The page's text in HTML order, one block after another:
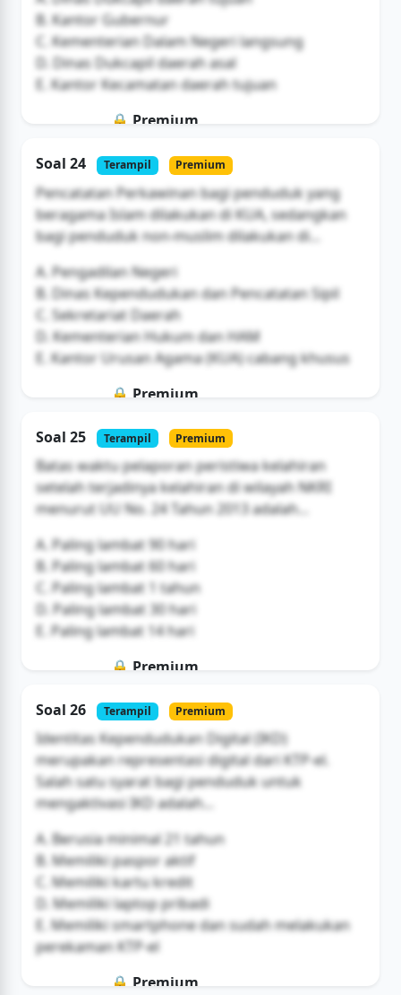
B. Kantor Gubernur
C. Kementerian Dalam Negeri langsung
D. Dinas Dukcapil daerah asal
E. Kantor Kecamatan daerah tujuan
🔒 Premium
Buka Akses
Soal 24 Terampil Premium
Pencatatan Perkawinan bagi penduduk yang
beragama Islam dilakukan di KUA, sedangkan
bagi penduduk non-muslim dilakukan di...
A. Pengadilan Negeri
B. Dinas Kependudukan dan Pencatatan Sipil
C. Sekretariat Daerah
D. Kementerian Hukum dan HAM
E. Kantor Urusan Agama (KUA) cabang khusus
🔒 Premium
Buka Akses
Soal 25 Terampil Premium
Batas waktu pelaporan peristiwa kelahiran
setelah terjadinya kelahiran di wilayah NKRI
menurut UU No. 24 Tahun 2013 adalah...
A. Paling lambat 90 hari
B. Paling lambat 60 hari
C. Paling lambat 1 tahun
D. Paling lambat 30 hari
E. Paling lambat 14 hari
🔒 Premium
Buka Akses
Soal 26 Terampil Premium
Identitas Kependudukan Digital (IKD)
merupakan representasi digital dari KTP-el.
Salah satu syarat bagi penduduk untuk
mengaktivasi IKD adalah...
A. Berusia minimal 21 tahun
B. Memiliki paspor aktif
C. Memiliki kartu kredit
D. Memiliki laptop pribadi
E. Memiliki smartphone dan sudah melakukan
perekaman KTP-el
🔒 Premium